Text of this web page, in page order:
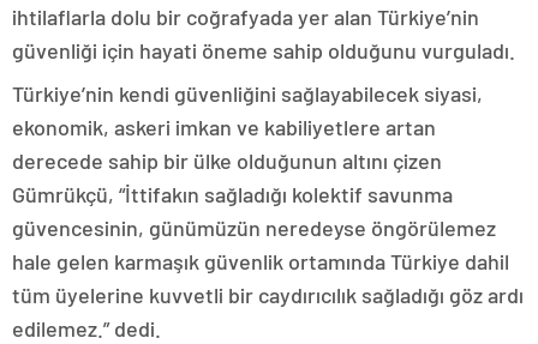
ihtilaflarla dolu bir coğrafyada yer alan Türkiye’nin
güvenliği için hayati öneme sahip olduğunu vurguladı.
Türkiye’nin kendi güvenliğini sağlayabilecek siyasi,
ekonomik, askeri imkan ve kabiliyetlere artan
derecede sahip bir ülke olduğunun altını çizen
Gümrükçü, “İttifakın sağladığı kolektif savunma
güvencesinin, günümüzün neredeyse öngörülemez
hale gelen karmaşık güvenlik ortamında Türkiye dahil
tüm üyelerine kuvvetli bir caydırıcılık sağladığı göz ardı
edilemez.” dedi.